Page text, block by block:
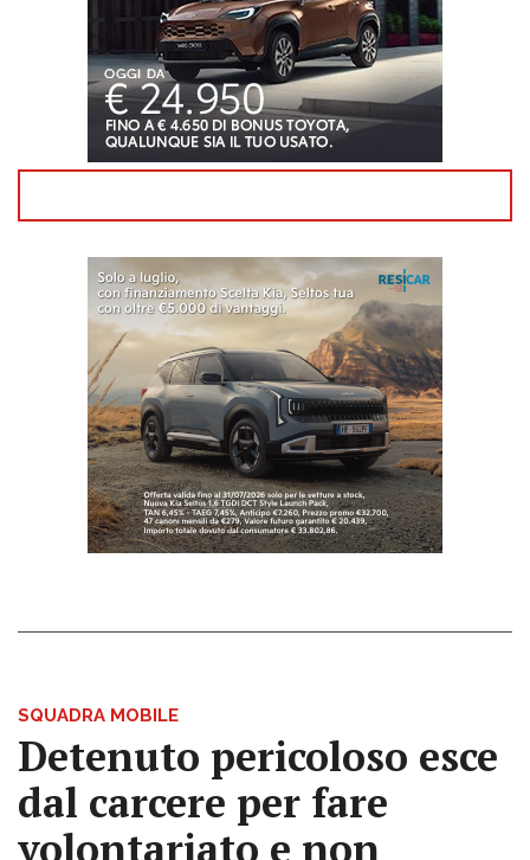
SQUADRA MOBILE
Detenuto pericoloso esce
dal carcere per fare
volontariato e non